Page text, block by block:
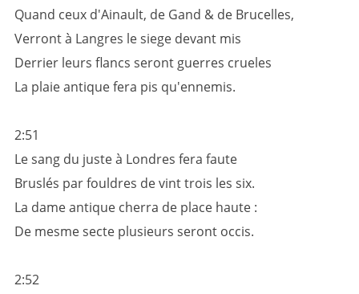
Quand ceux d'Ainault, de Gand & de Brucelles,
Verront à Langres le siege devant mis
Derrier leurs flancs seront guerres crueles
La plaie antique fera pis qu'ennemis.
2:51
Le sang du juste à Londres fera faute
Bruslés par fouldres de vint trois les six.
La dame antique cherra de place haute :
De mesme secte plusieurs seront occis.
2:52